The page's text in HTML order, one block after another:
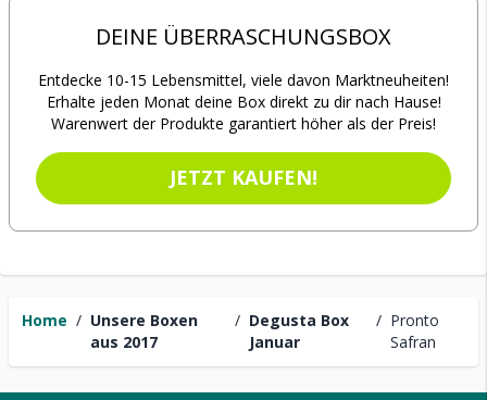
Home / Unsere Boxen
aus 2017
/ Degusta Box
Januar
/ Pronto
Safran
DEINE ÜBERRASCHUNGSBOX
Entdecke 10-15 Lebensmittel, viele davon Marktneuheiten!
Erhalte jeden Monat deine Box direkt zu dir nach Hause!
Warenwert der Produkte garantiert höher als der Preis!
JETZT KAUFEN!